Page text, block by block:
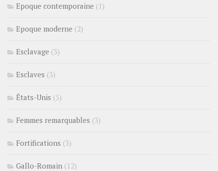
Epoque contemporaine (1)
Epoque moderne (2)
Esclavage (3)
Esclaves (3)
États-Unis (5)
Femmes remarquables (3)
Fortifications (3)
Gallo-Romain (12)